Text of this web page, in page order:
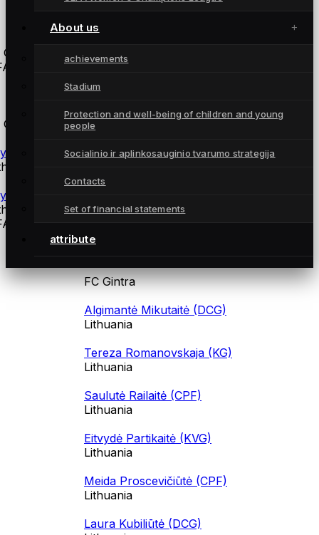
About us
achievements
Stadium
Protection and well-being of children and young
people
Socialinio ir aplinkosauginio tvarumo strategija
Contacts
Set of financial statements
attribute
Atsarginės žaidėjos
Žalgiris
coaches
training coach Andrius Daškus
Martynas Norvilas
Žalgiris
FC Gintra
Algimantė Mikutaitė (DCG)
Lithuania
Tereza Romanovskaja (KG)
Lithuania
Saulutė Railaitė (CPF)
Lithuania
Eitvydė Partikaitė (KVG)
Lithuania
Meida Proscevičiūtė (CPF)
Lithuania
Laura Kubiliūtė (DCG)